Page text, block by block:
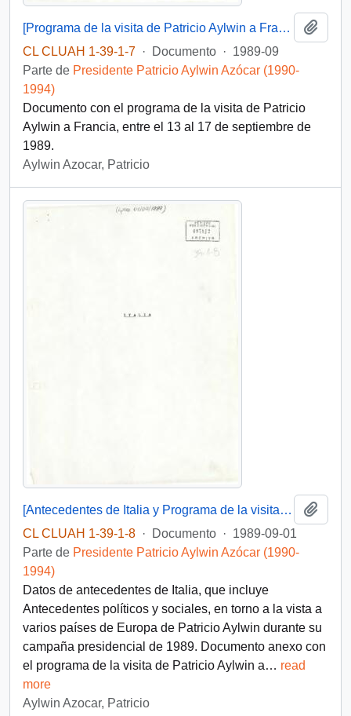
[Programa de la visita de Patricio Aylwin a Francia en 1989]
CL CLUAH 1-39-1-7 · Documento · 1989-09
Parte de Presidente Patricio Aylwin Azócar (1990-
1994)
Documento con el programa de la visita de Patricio
Aylwin a Francia, entre el 13 al 17 de septiembre de
1989.
Aylwin Azocar, Patricio
[Antecedentes de Italia y Programa de la visita de Patricio Aylwin a Italia]
CL CLUAH 1-39-1-8 · Documento · 1989-09-01
Parte de Presidente Patricio Aylwin Azócar (1990-
1994)
Datos de antecedentes de Italia, que incluye
Antecedentes políticos y sociales, en torno a la vista a
varios países de Europa de Patricio Aylwin durante su
campaña presidencial de 1989. Documento anexo con
el programa de la visita de Patricio Aylwin a… read
more
Aylwin Azocar, Patricio